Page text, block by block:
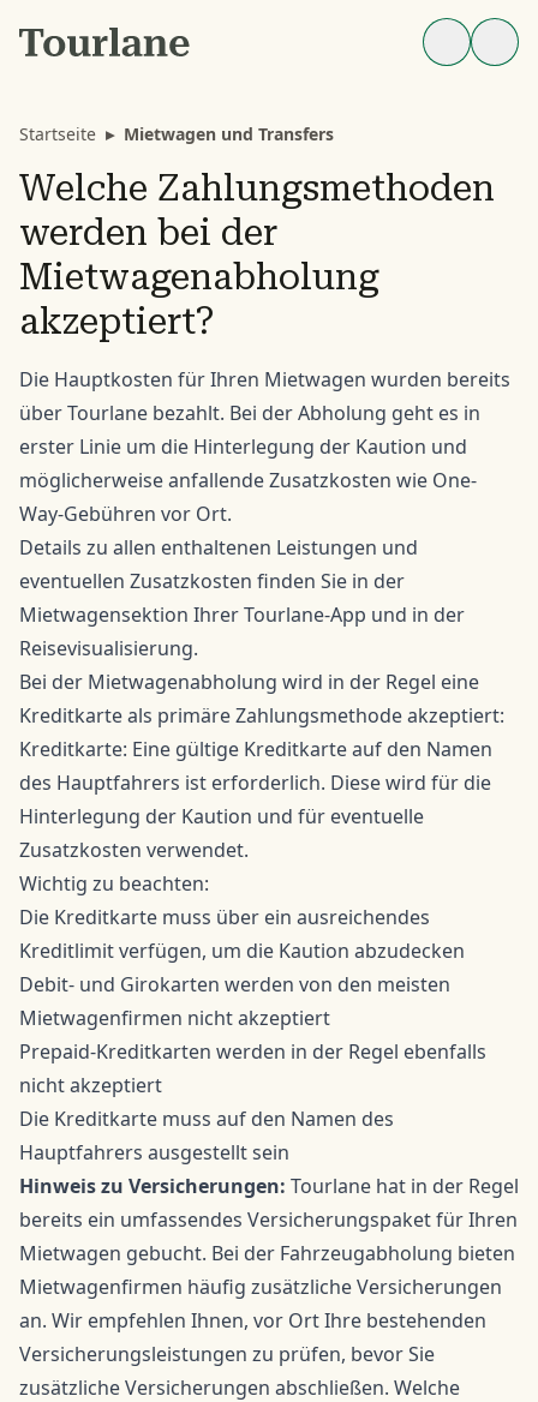
Startseite ▸ Mietwagen und Transfers
Welche Zahlungsmethoden
werden bei der
Mietwagenabholung
akzeptiert?
Die Hauptkosten für Ihren Mietwagen wurden bereits
über Tourlane bezahlt. Bei der Abholung geht es in
erster Linie um die Hinterlegung der Kaution und
möglicherweise anfallende Zusatzkosten wie One-
Way-Gebühren vor Ort.
Details zu allen enthaltenen Leistungen und
eventuellen Zusatzkosten finden Sie in der
Mietwagensektion Ihrer Tourlane-App und in der
Reisevisualisierung.
Bei der Mietwagenabholung wird in der Regel eine
Kreditkarte als primäre Zahlungsmethode akzeptiert:
Kreditkarte: Eine gültige Kreditkarte auf den Namen
des Hauptfahrers ist erforderlich. Diese wird für die
Hinterlegung der Kaution und für eventuelle
Zusatzkosten verwendet.
Wichtig zu beachten:
Die Kreditkarte muss über ein ausreichendes
Kreditlimit verfügen, um die Kaution abzudecken
Debit- und Girokarten werden von den meisten
Mietwagenfirmen nicht akzeptiert
Prepaid-Kreditkarten werden in der Regel ebenfalls
nicht akzeptiert
Die Kreditkarte muss auf den Namen des
Hauptfahrers ausgestellt sein
Hinweis zu Versicherungen: Tourlane hat in der Regel
bereits ein umfassendes Versicherungspaket für Ihren
Mietwagen gebucht. Bei der Fahrzeugabholung bieten
Mietwagenfirmen häufig zusätzliche Versicherungen
an. Wir empfehlen Ihnen, vor Ort Ihre bestehenden
Versicherungsleistungen zu prüfen, bevor Sie
zusätzliche Versicherungen abschließen. Welche